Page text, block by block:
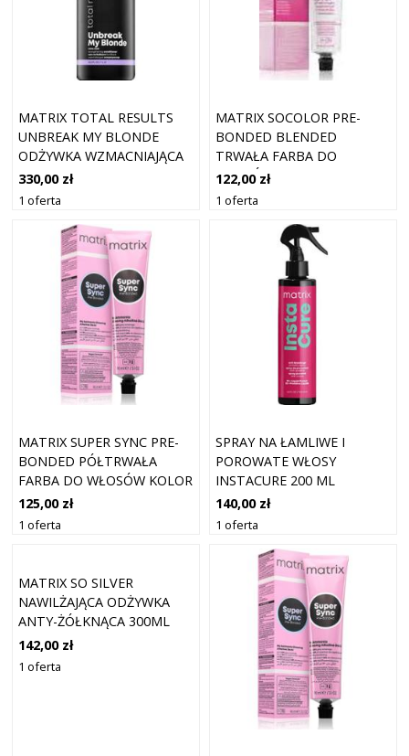
MATRIX TOTAL RESULTS
UNBREAK MY BLONDE
ODŻYWKA WZMACNIAJĄCA
1000 ML
330,00 zł
1 oferta
MATRIX SOCOLOR PRE-
BONDED BLENDED
TRWAŁA FARBA DO
WŁOSÓW KOLOR 8MA
HELLBLOND MOCCA ASCH
122,00 zł
1 oferta
MATRIX SUPER SYNC PRE-
BONDED PÓŁTRWAŁA
FARBA DO WŁOSÓW KOLOR
11P PERŁA EXTRA JASNA
BLONDE+ 90ML
125,00 zł
1 oferta
SPRAY NA ŁAMLIWE I
POROWATE WŁOSY
INSTACURE 200 ML
140,00 zł
1 oferta
MATRIX SO SILVER
NAWILŻAJĄCA ODŻYWKA
ANTY-ŻÓŁKNĄCA 300ML
142,00 zł
1 oferta